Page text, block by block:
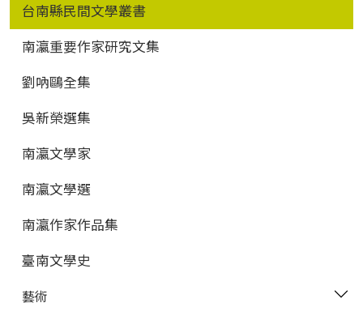
台南縣民間文學叢書
南瀛重要作家研究文集
劉吶鷗全集
吳新榮選集
南瀛文學家
南瀛文學選
南瀛作家作品集
臺南文學史
藝術